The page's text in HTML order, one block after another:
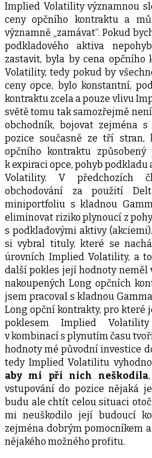
Implied Volatility významnou
ceny opčního kontraktu a
významně „zamávat“. Pokud
podkladového aktiva
zastavit, byla by cena
Volatility, tedy pokud by
ceny opce, bylo konstantní,
kontraktu zcela a pouze vlivu
světě tomu tak samozřejmě
obchodník, bojovat zejména
pozice současně ze tří
opčního kontraktu
k expiraci opce, pohyb
Volatility. V předchozích
obchodování za použití
miniportfoliu s kladnou
eliminovat riziko plynoucí z
s podkladovými aktivy
si vybral tituly, které se
úrovních Implied Volatility, a
další pokles její hodnoty neměl
nakoupených Long opčních
jsem pracoval s kladnou
Long opční kontrakty, pro které
poklesem Implied
v kombinací s plynutím času
hodnoty mé původní investice
tedy Implied Volatilitu
aby mi při nich neškodila
vstupování do pozice nějaká
budu ale chtít celou situaci
mi neuškodilo její budoucí
zejména dobrým pomocníkem
nějakého možného profitu.